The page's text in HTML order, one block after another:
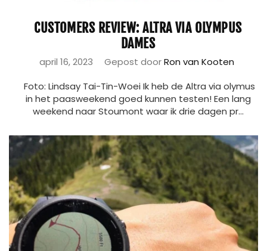
CUSTOMERS REVIEW: ALTRA VIA OLYMPUS
DAMES
april 16, 2023 Gepost doorRon van Kooten
Foto: Lindsay Tai-Tin-Woei Ik heb de Altra via olymus
in het paasweekend goed kunnen testen! Een lang
weekend naar Stoumont waar ik drie dagen pr...